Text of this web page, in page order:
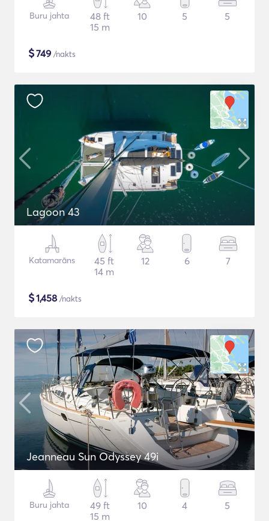
Buru jahta
48 ft
15 m
10 5 5
$749 /nakts
Lagoon 43
Katamarāns
45 ft
14 m
12 6 7
$1,458 /nakts
Jeanneau Sun Odyssey 49i
Buru jahta
49 ft
15 m
10 4 5